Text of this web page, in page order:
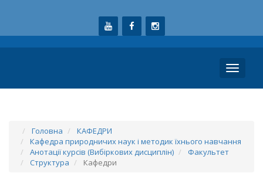
Toggle
Головна
КАФЕДРИ
Кафедра природничих наук і методик їхнього навчання
Анотації курсів (Вибіркових дисциплін)
Факультет
Структура
Кафедри